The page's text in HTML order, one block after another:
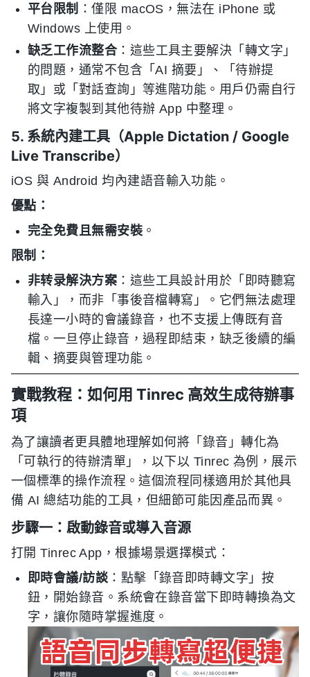
平台限制 ：僅限 macOS，無法在 iPhone 或
Windows 上使用。
缺乏工作流整合：這些工具主要解決「轉文字」
的問題，通常不包含「AI 摘要」、「待辦提
取」或「對話查詢」等進階功能。用戶仍需自行
將文字複製到其他待辦 App 中整理。
5. 系統內建工具（Apple Dictation / Google
Live Transcribe）
iOS 與 Android 均內建語音輸入功能。
優點：
完全免費且無需安裝。
限制：
非转录解決方案 ：這些工具設計用於「即時聽寫
輸入」，而非「事後音檔轉寫」。它們無法處理
長達一小時的會議錄音，也不支援上傳既有音
檔。一旦停止錄音，過程即結束，缺乏後續的編
輯、摘要與管理功能。
實戰教程：如何用 Tinrec 高效生成待辦事
項
為了讓讀者更具體地理解如何將「錄音」轉化為
「可執行的待辦清單」，以下以 Tinrec 為例，展示
一個標準的操作流程。這個流程同樣適用於其他具
備 AI 總結功能的工具，但細節可能因產品而異。
步驟一：啟動錄音或導入音源
打開 Tinrec App，根據場景選擇模式：
即時會議/訪談：點擊「錄音即時轉文字」按
鈕，開始錄音。系統會在錄音當下即時轉換為文
字，讓你隨時掌握進度。